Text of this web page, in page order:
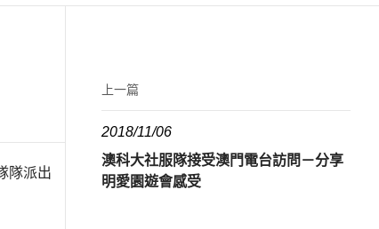
隊派出
上一篇
2018/11/06
澳科大社服隊接受澳門電台訪問－分享
明愛園遊會感受